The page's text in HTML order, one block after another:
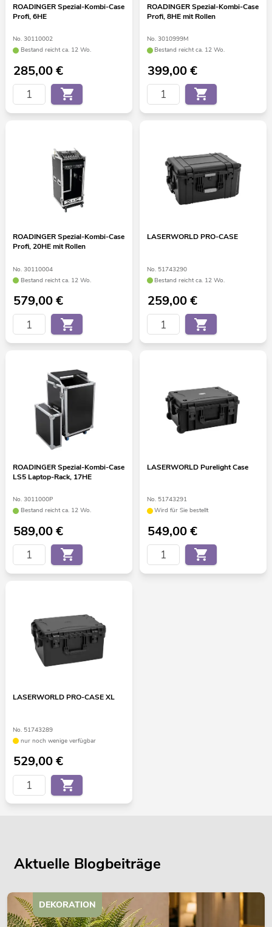
ROADINGER Spezial-Kombi-Case
Profi, 6HE
No. 30110002
Bestand reicht ca. 12 Wo.
285,00€
ROADINGER Spezial-Kombi-Case
Profi, 8HE mit Rollen
No. 3010999M
Bestand reicht ca. 12 Wo.
399,00€
ROADINGER Spezial-Kombi-Case
Profi, 20HE mit Rollen
No. 30110004
Bestand reicht ca. 12 Wo.
579,00€
LASERWORLD PRO-CASE
No. 51743290
Bestand reicht ca. 12 Wo.
259,00€
ROADINGER Spezial-Kombi-Case
LS5 Laptop-Rack, 17HE
No. 3011000P
Bestand reicht ca. 12 Wo.
589,00€
LASERWORLD Purelight Case
No. 51743291
Wird für Sie bestellt
549,00€
LASERWORLD PRO-CASE XL
No. 51743289
nur noch wenige verfügbar
529,00€
Aktuelle Blogbeiträge
DEKORATION